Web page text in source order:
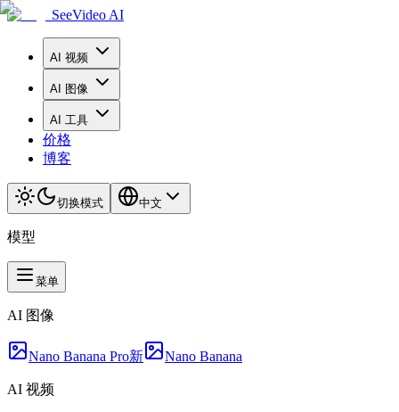
SeeVideo AI
AI 视频
AI 图像
AI 工具
价格
博客
切换模式 中文
模型
菜单
AI 图像
Nano Banana Pro新 Nano Banana
AI 视频